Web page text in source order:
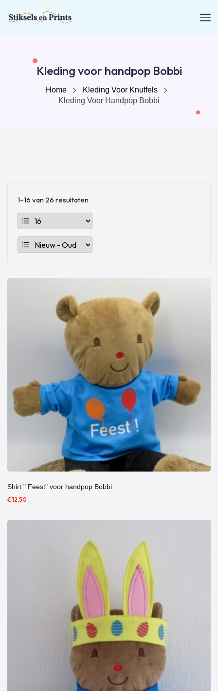
Kleding voor handpop Bobbi
Home
Kleding Voor Knuffels
Kleding Voor Handpop Bobbi
1–16 van 26 resultaten
Shirt " Feest" voor handpop Bobbi
€ 12,50